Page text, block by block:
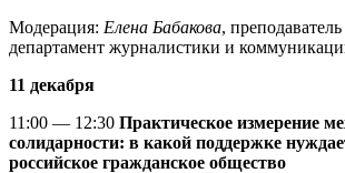
Модерация: Елена Бабакова,
департамент журналистики и
11 декабря
11:00 — 12:30 Практическое измерение
солидарности: в какой поддержке
российское гражданское общество